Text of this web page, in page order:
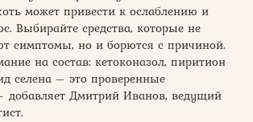
может привести к ослаблению и
Выбирайте средства, которые не
симптомы, но и борются с причиной.
на состав: кетоконазол, пиритион
селена – это проверенные
добавляет Дмитрий Иванов, ведущий